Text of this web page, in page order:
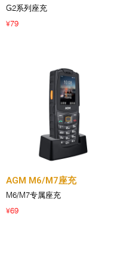
G2系列座充
¥79
AGM M6/M7座充
M6/M7专属座充
¥69